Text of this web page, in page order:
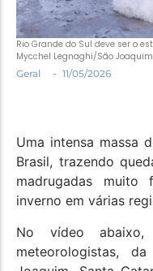
Santa Helena e
Saúde e Bem-Estar
Rio Grande do Sul deve ser o
Mycchel Legnaghi/São
Geral
- 11/05/2026
Uma intensa massa
Brasil, trazendo
madrugadas
inverno em várias
No vídeo
meteorologistas,